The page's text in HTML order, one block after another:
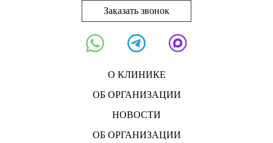
Заказать звонок
О КЛИНИКЕ
ОБ ОРГАНИЗАЦИИ
НОВОСТИ
ОБ ОРГАНИЗАЦИИ